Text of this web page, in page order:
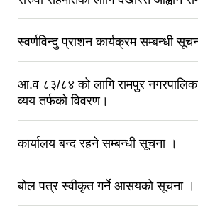
स्वर्णविन्दु प्राशन कार्यक्रम सम्बन्धी
आ.व ८३/८‍४ को लागि रामपुर
व्यय तर्फको विवरण।
कार्यालय बन्द रहने सम्बन्धी सूचना ।
बोल पत्र स्वीकृत गर्ने आसयको सूचना ।